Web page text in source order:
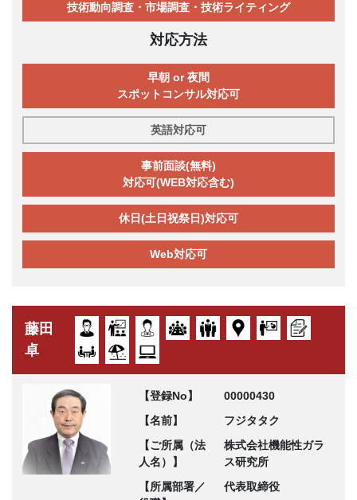
技術動向調査・市場調査・技術ライティング
対応方法
早朝 or 夜間
スポットコンサル対応可
英語対応可
事前面談(無料)
対応可(WEB対応含む)
休日(土日祝祭日)対応可
Web対応可
藤田
卓
【登録No】
00000430
【名前】
フジタタク
【ご所属（法
人名）】
株式会社機能性ガラ
ス研究所
【所属部署／
代表取締役